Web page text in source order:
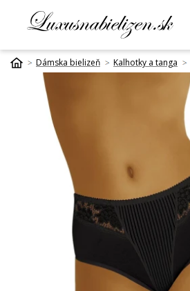
Dámska bielizeň Kalhotky a tanga